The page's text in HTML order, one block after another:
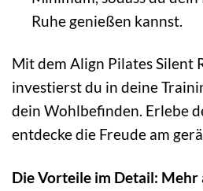
Ruhe genießen kannst.
Mit dem Align Pilates Silent
investierst du in deine
dein Wohlbefinden. Erlebe
entdecke die Freude am
Die Vorteile im Detail: Mehr